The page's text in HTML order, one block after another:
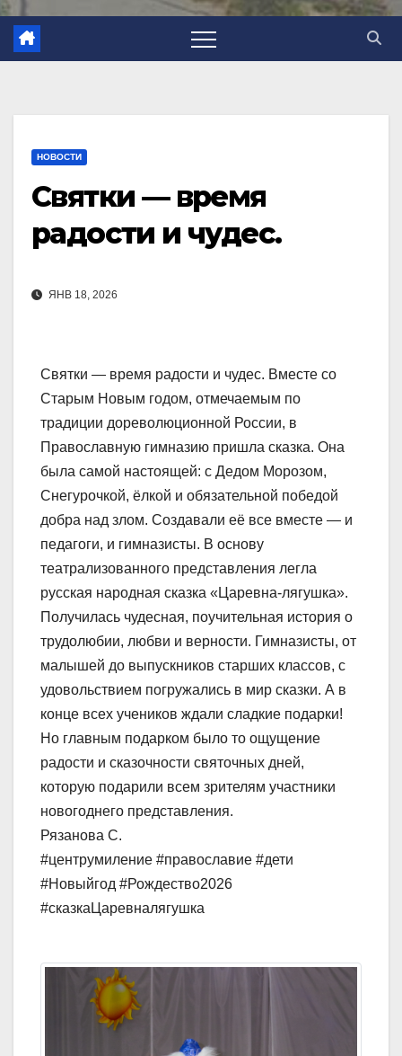
НОВОСТИ
Святки — время
радости и чудес.
ЯНВ 18, 2026
Святки — время радости и чудес. Вместе со
Старым Новым годом, отмечаемым по
традиции дореволюционной России, в
Православную гимназию пришла сказка. Она
была самой настоящей: с Дедом Морозом,
Снегурочкой, ёлкой и обязательной победой
добра над злом. Создавали её все вместе — и
педагоги, и гимназисты. В основу
театрализованного представления легла
русская народная сказка «Царевна-лягушка».
Получилась чудесная, поучительная история о
трудолюбии, любви и верности. Гимназисты, от
малышей до выпускников старших классов, с
удовольствием погружались в мир сказки. А в
конце всех учеников ждали сладкие подарки!
Но главным подарком было то ощущение
радости и сказочности святочных дней,
которую подарили всем зрителям участники
новогоднего представления.
Рязанова С.
#центрумиление #православие #дети
#Новыйгод #Рождество2026
#сказкаЦаревналягушка